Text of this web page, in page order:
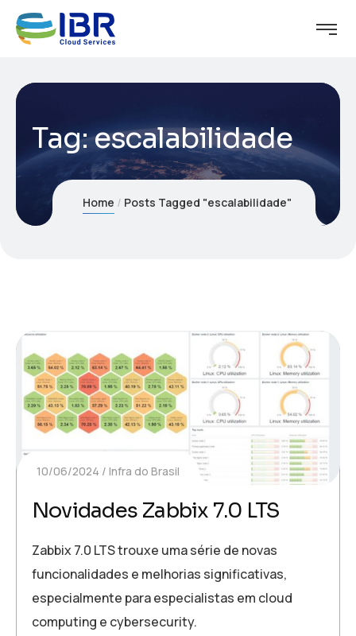
Tag:escalabilidade
Home Posts Tagged "escalabilidade"
10/06/2024 Infra do Brasil
Novidades Zabbix 7.0 LTS
Zabbix 7.0 LTS trouxe uma série de novas
funcionalidades e melhorias significativas,
especialmente para especialistas em cloud
computing e cybersecurity.